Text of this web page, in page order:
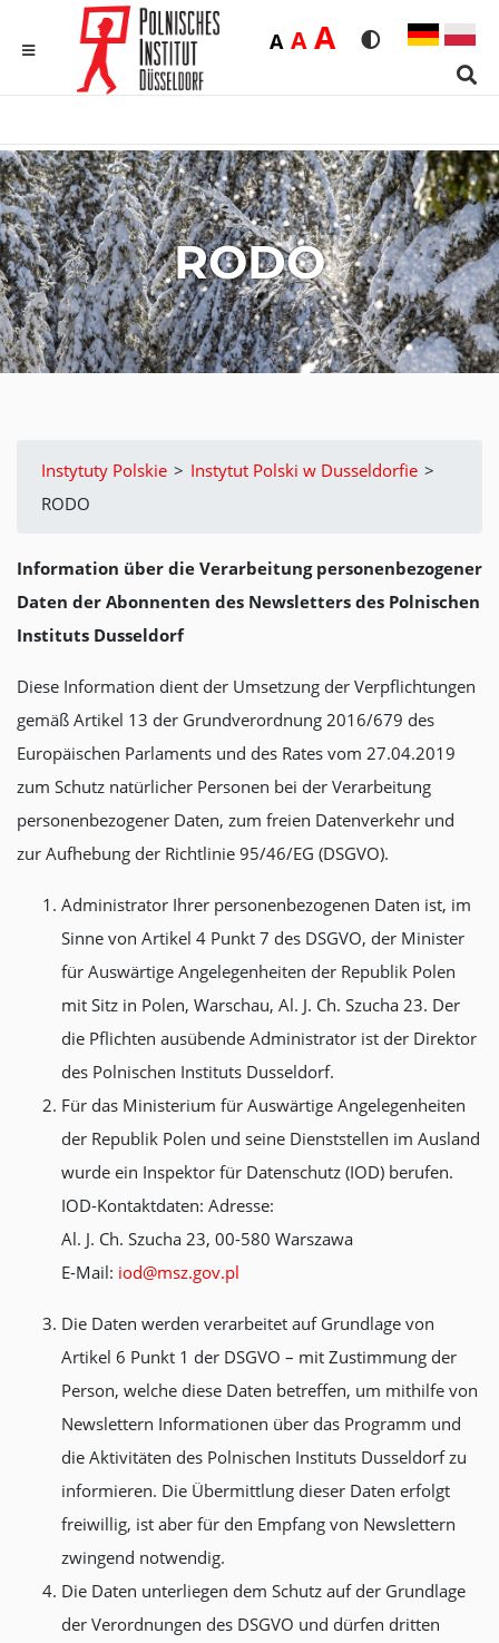
Rozmiar
ADomyślna
AŚrednia
ADużaWersja
RODO
Instytuty Polskie > Instytut Polski w Dusseldorfie >
RODO
Information über die Verarbeitung personenbezogener
Daten der Abonnenten des Newsletters des Polnischen
Instituts Dusseldorf
Diese Information dient der Umsetzung der Verpflichtungen
gemäß Artikel 13 der Grundverordnung 2016/679 des
Europäischen Parlaments und des Rates vom 27.04.2019
zum Schutz natürlicher Personen bei der Verarbeitung
personenbezogener Daten, zum freien Datenverkehr und
zur Aufhebung der Richtlinie 95/46/EG (DSGVO).
Administrator Ihrer personenbezogenen Daten ist, im
Sinne von Artikel 4 Punkt 7 des DSGVO, der Minister
für Auswärtige Angelegenheiten der Republik Polen
mit Sitz in Polen, Warschau, Al. J. Ch. Szucha 23. Der
die Pflichten ausübende Administrator ist der Direktor
des Polnischen Instituts Dusseldorf.
Für das Ministerium für Auswärtige Angelegenheiten
der Republik Polen und seine Dienststellen im Ausland
wurde ein Inspektor für Datenschutz (IOD) berufen.
IOD-Kontaktdaten: Adresse:
Al. J. Ch. Szucha 23, 00-580 Warszawa
E-Mail: iod@msz.gov.pl
Die Daten werden verarbeitet auf Grundlage von
Artikel 6 Punkt 1 der DSGVO – mit Zustimmung der
Person, welche diese Daten betreffen, um mithilfe von
Newslettern Informationen über das Programm und
die Aktivitäten des Polnischen Instituts Dusseldorf zu
informieren. Die Übermittlung dieser Daten erfolgt
freiwillig, ist aber für den Empfang von Newslettern
zwingend notwendig.
Die Daten unterliegen dem Schutz auf der Grundlage
der Verordnungen des DSGVO und dürfen dritten